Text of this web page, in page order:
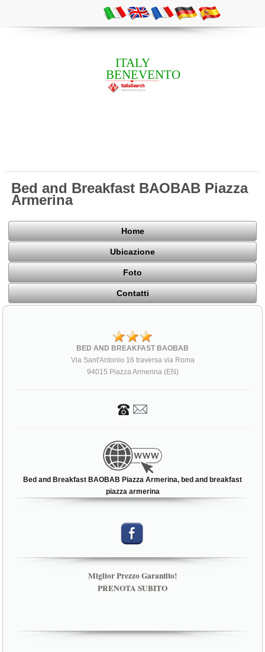
ITALY
BENEVENTO
Bed and Breakfast BAOBAB Piazza
Armerina
Home
Ubicazione
Foto
Contatti
BED AND BREAKFAST BAOBAB
Via Sant'Antonio 16 traversa via Roma
94015 Piazza Armerina (EN)
Bed and Breakfast BAOBAB Piazza Armerina, bed and breakfast
piazza armerina
Miglior Prezzo Garantito!
PRENOTA SUBITO